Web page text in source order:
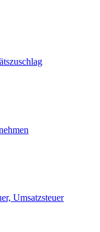
Umsatzsteuer